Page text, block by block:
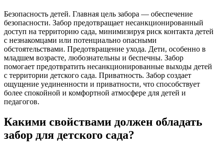
Безопасность детей. Главная цель забора — обеспечение
безопасности. Забор предотвращает несанкционированный
доступ на территорию сада, минимизируя риск контакта детей
с незнакомцами или потенциально опасными
обстоятельствами. Предотвращение ухода. Дети, особенно в
младшем возрасте, любознательны и беспечны. Забор
помогает предотвратить несанкционированные выходы детей
с территории детского сада. Приватность. Забор создает
ощущение уединенности и приватности, что способствует
более спокойной и комфортной атмосфере для детей и
педагогов.
Какими свойствами должен обладать
забор для детского сада?